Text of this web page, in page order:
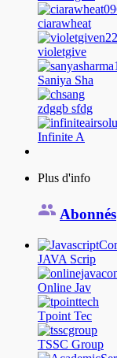
ciarawheat
violetgive
Saniya Sha
zdggb sfdg
Infinite A
Plus d'info
Abonnés
JAVA Scrip
Online Jav
Tpoint Tec
TSSC Group